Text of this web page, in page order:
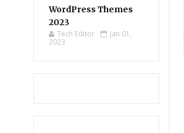
WordPress Themes
2023
Tech Editor
Jan 01,
2023